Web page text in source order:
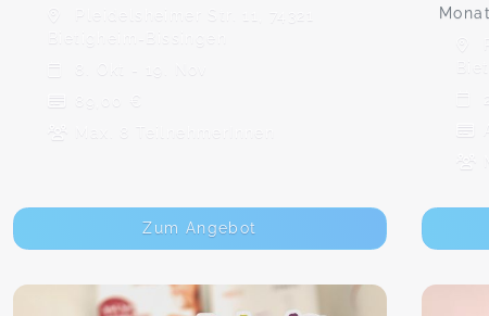
Pleidelsheimer Str. 11, 74321
Bietigheim-Bissingen
8. Okt - 19. Nov
89,00 €
Max. 8 TeilnehmerInnen
Zum Angebot